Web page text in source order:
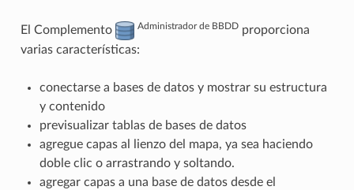
El Complemento Administrador de BBDDproporciona
varias características:
conectarse a bases de datos y mostrar su estructura
y contenido
previsualizar tablas de bases de datos
agregue capas al lienzo del mapa, ya sea haciendo
doble clic o arrastrando y soltando.
agregar capas a una base de datos desde el